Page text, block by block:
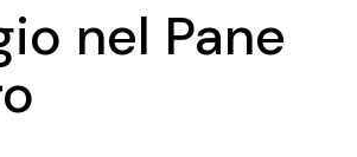
nel Pane